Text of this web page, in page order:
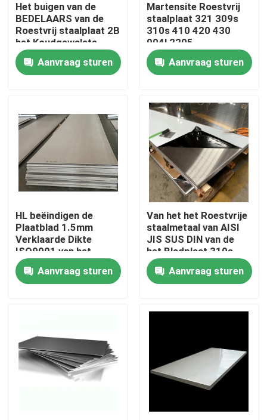
Huis
Producten
Ongeveer ons
Fabrieksreis
Kwaliteitscontrole
Contacteer ons
De Rol van het Tiscoroestvrije staal
de plaat van het roestvrij staalmetaal
Het Blad van de Koolstofstaalplaat
Het buigen van de
BEDELAARS van de
Roestvrij staalplaat 2B
het Koudgewalste
Oppoetsen 304l
Aanvraag sturen
Martensite Roestvrij
staalplaat 321 309s
310s 410 420 430
904l 2205
Aanvraag sturen
HL beëindigen de
Plaatblad 1.5mm
Verklaarde Dikte
ISO9001 van het
Roestvrij staalmetaal
Aanvraag sturen
Van het het Roestvrije
staalmetaal van AISI
JIS SUS DIN van de
het Bladplaat 310s
430 de
Breedteaustenite
Aanvraag sturen